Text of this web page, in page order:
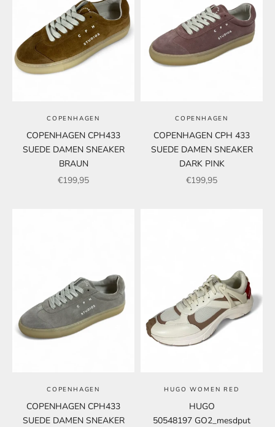
COPENHAGEN
COPENHAGEN CPH433
SUEDE DAMEN SNEAKER
BRAUN
Angebot
€199,95
COPENHAGEN
COPENHAGEN CPH 433
SUEDE DAMEN SNEAKER
DARK PINK
Angebot
€199,95
COPENHAGEN
COPENHAGEN CPH433
SUEDE DAMEN SNEAKER
HUGO WOMEN RED
HUGO
50548197 GO2_mesdput